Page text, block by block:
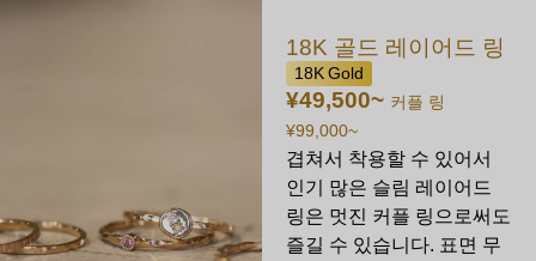
18K 골드 레이어드 링
18K Gold
¥49,500~ 커플 링
¥99,000~
겹쳐서 착용할 수 있어서
인기 많은 슬림 레이어드
링은 멋진 커플 링으로써도
즐길 수 있습니다. 표면 무